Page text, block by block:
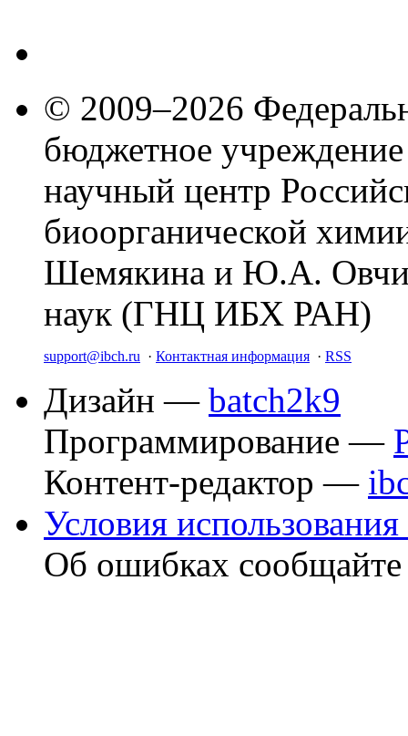
© 2009–2026
бюджетное
научный центр
биоорганической
Шемякина и Ю.А.
наук (ГНЦ ИБХ РАН)
support@ibch.ru · Контактная информация · RSS
Дизайн — batch2k9
Программирование —
Контент-редактор —
Условия использования
Об ошибках